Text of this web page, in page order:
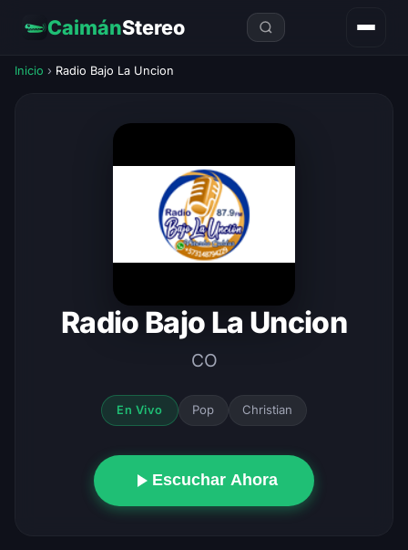
CaimánStereo
Inicio › Radio Bajo La Uncion
Radio Bajo La Uncion
CO
En Vivo Pop Christian
Escuchar Ahora